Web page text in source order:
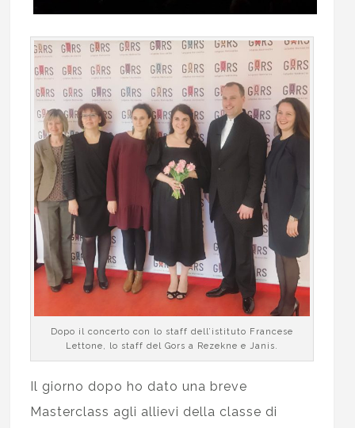
Dopo il concerto con lo staff dell’istituto Francese
Lettone, lo staff del Gors a Rezekne e Janis.
Il giorno dopo ho dato una breve
Masterclass agli allievi della classe di